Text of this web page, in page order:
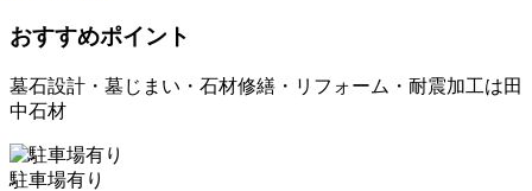
おすすめポイント
墓石設計・墓じまい・石材修繕・リフォーム・耐震加工は田
中石材
駐車場有り